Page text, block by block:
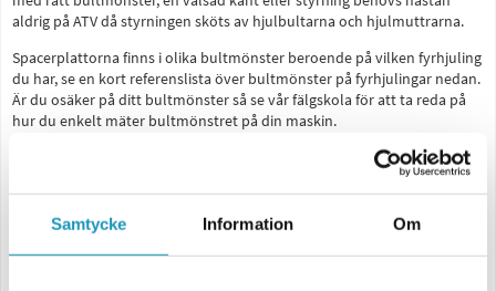
Samtycke Information Om
aldrig på ATV då styrningen sköts av hjulbultarna och hjulmuttrarna.
Spacerplattorna finns i olika bultmönster beroende på vilken fyrhjuling
du har, se en kort referenslista över bultmönster på fyrhjulingar nedan.
Är du osäker på ditt bultmönster så se vår fälgskola för att ta reda på
hur du enkelt mäter bultmönstret på din maskin.
Breddar 25mm
Tillverkad i kraftigt aluminium